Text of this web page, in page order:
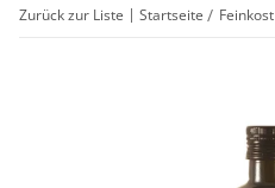
Zurück zur Liste Startseite Feinkost